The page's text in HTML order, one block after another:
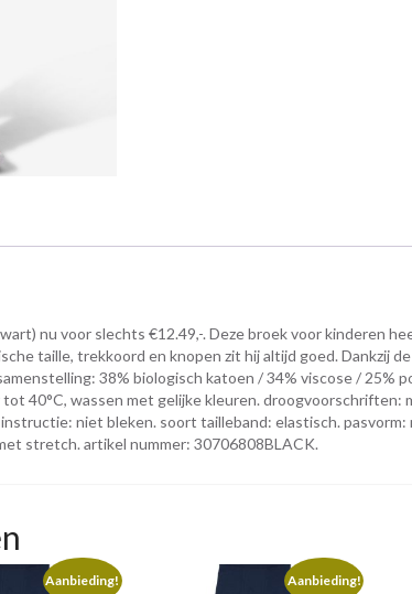
nu voor slechts €12.49,-. Deze broek voor kinderen
taille, trekkoord en knopen zit hij altijd goed. Dankzij
38% biologisch katoen / 34% viscose / 25%
40°C, wassen met gelijke kleuren. droogvoorschriften:
niet bleken. soort tailleband: elastisch. pasvorm:
stretch. artikel nummer: 30706808BLACK.
Aanbieding! Aanbieding!